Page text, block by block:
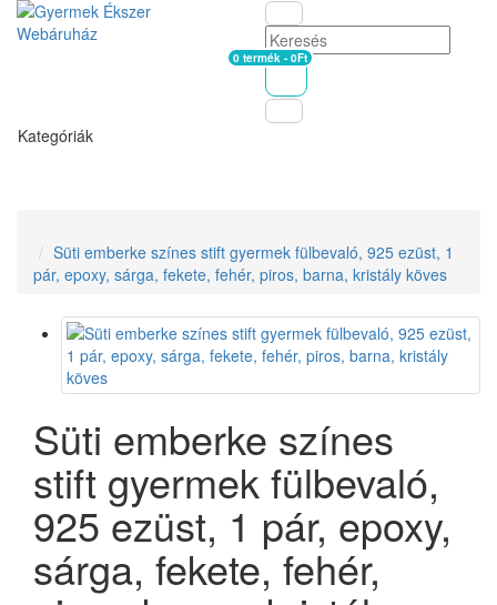
Kosár
0 termék - 0Ft
Kategóriák
Süti emberke színes stift gyermek fülbevaló, 925 ezüst, 1
pár, epoxy, sárga, fekete, fehér, piros, barna, kristály köves
Süti emberke színes
stift gyermek fülbevaló,
925 ezüst, 1 pár, epoxy,
sárga, fekete, fehér,